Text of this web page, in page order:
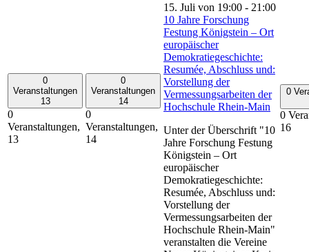
0
Veranstaltungen
13
0
Veranstaltungen,
13
0
Veranstaltungen
14
0
Veranstaltungen,
14
15. Juli von 19:00 - 21:00
10 Jahre Forschung
Festung Königstein – Ort
europäischer
Demokratiegeschichte:
Resumée, Abschluss und:
Vorstellung der
Vermessungsarbeiten der
Hochschule Rhein-Main
Unter der Überschrift "10
Jahre Forschung Festung
Königstein – Ort
europäischer
Demokratiegeschichte:
Resumée, Abschluss und:
Vorstellung der
Vermessungsarbeiten der
Hochschule Rhein-Main"
veranstalten die Vereine
0
0
16